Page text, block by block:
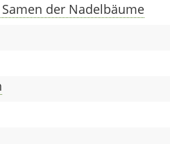
der Nadelbäume